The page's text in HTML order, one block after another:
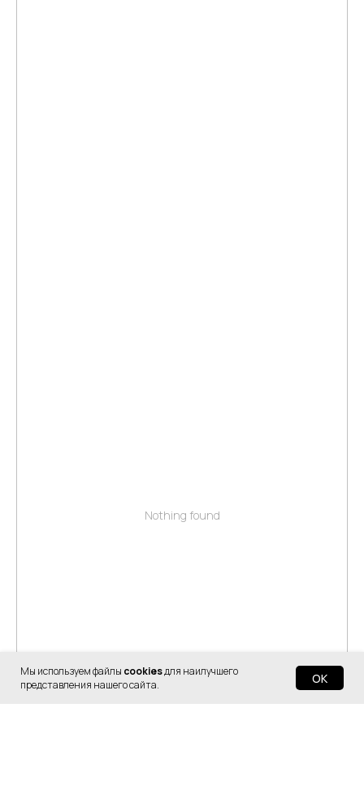
Мы используем файлы cookiesдля наилучшего
представления нашего сайта.
OK
Nothing found